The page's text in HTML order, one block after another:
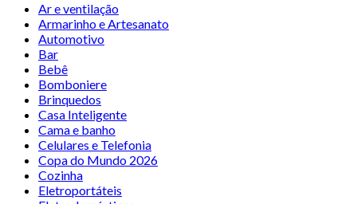
Ar e ventilação
Armarinho e Artesanato
Automotivo
Bar
Bebê
Bomboniere
Brinquedos
Casa Inteligente
Cama e banho
Celulares e Telefonia
Copa do Mundo 2026
Cozinha
Eletroportáteis